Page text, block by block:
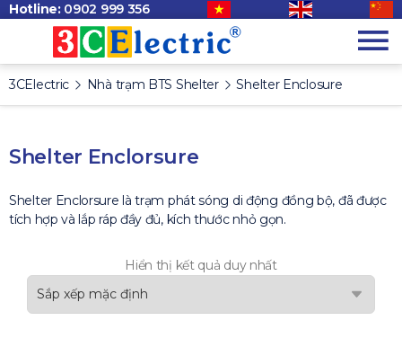
Hotline: 0902 999 356
3CElectric Nhà trạm BTS Shelter Shelter Enclosure
Shelter Enclorsure
Shelter Enclorsure là trạm phát sóng di động đồng bộ, đã được
tích hợp và lắp ráp đầy đủ, kích thước nhỏ gọn.
Hiển thị kết quả duy nhất